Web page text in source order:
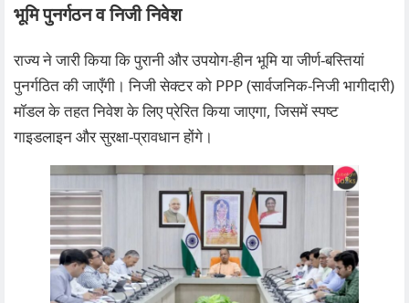
भूमि पुनर्गठन व निजी निवेश
राज्य ने जारी किया कि पुरानी और उपयोग‑हीन भूमि या जीर्ण‑बस्तियां
पुनर्गठित की जाएँगी। निजी सेक्टर को PPP (सार्वजनिक‑निजी भागीदारी)
मॉडल के तहत निवेश के लिए प्रेरित किया जाएगा, जिसमें स्पष्ट
गाइडलाइन और सुरक्षा‑प्रावधान होंगे।